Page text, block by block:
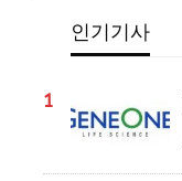
인기기사
1